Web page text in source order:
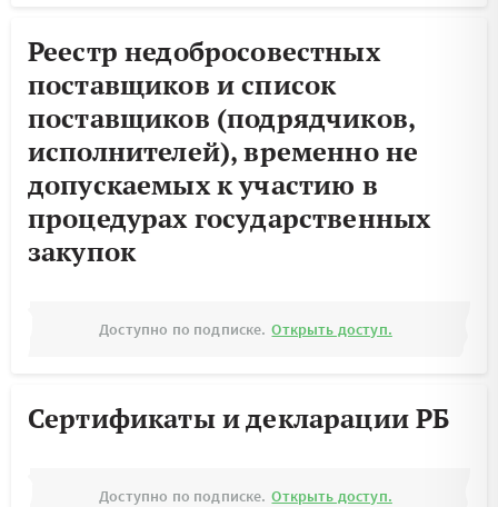
Реестр недобросовестных
поставщиков и список
поставщиков (подрядчиков,
исполнителей), временно не
допускаемых к участию в
процедурах государственных
закупок
Доступно по подписке. Открыть доступ.
Сертификаты и декларации РБ
Доступно по подписке. Открыть доступ.